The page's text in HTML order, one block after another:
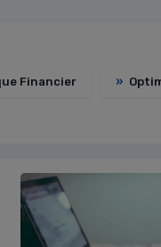
Financier »